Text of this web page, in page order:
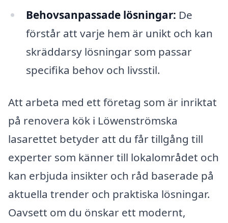
Behovsanpassade lösningar: De
förstår att varje hem är unikt och kan
skräddarsy lösningar som passar
specifika behov och livsstil.
Att arbeta med ett företag som är inriktat
på renovera kök i Löwenströmska
lasarettet betyder att du får tillgång till
experter som känner till lokalområdet och
kan erbjuda insikter och råd baserade på
aktuella trender och praktiska lösningar.
Oavsett om du önskar ett modernt,